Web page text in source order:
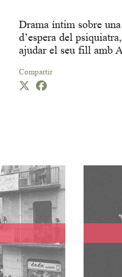
Drama íntim sobre
d’espera del
ajudar el seu fill amb
Compartir